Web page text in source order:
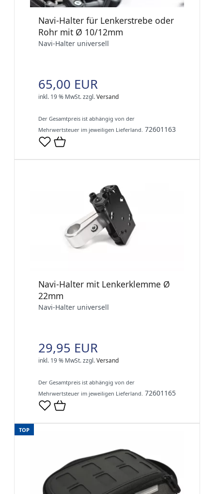
Navi-Halter für Lenkerstrebe oder
Rohr mit Ø 10/12mm
Navi-Halter universell
65,00 EUR
inkl. 19 % MwSt.zzgl.Versand
Der Gesamtpreis ist abhängig von der
Mehrwertsteuer im jeweiligen Lieferland. 72601163
Navi-Halter mit Lenkerklemme Ø
22mm
Navi-Halter universell
29,95 EUR
inkl. 19 % MwSt.zzgl.Versand
Der Gesamtpreis ist abhängig von der
Mehrwertsteuer im jeweiligen Lieferland. 72601165
TOP